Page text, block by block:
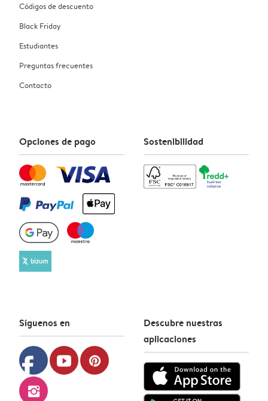
Códigos de descuento
Black Friday
Estudiantes
Preguntas frecuentes
Contacto
Opciones de pago Sostenibilidad
Síguenos en
facebook youtube pinterest
instagram
Descubre nuestras
aplicaciones